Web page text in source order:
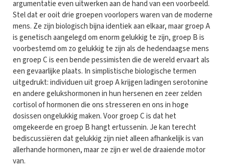
argumentatie even uitwerken aan de hand van een voorbeeld.
Stel dat er ooit drie groepen voorlopers waren van de moderne
mens. Ze zijn biologisch bijna identiek aan elkaar, maar groep A
is genetisch aangelegd om enorm gelukkig te zijn, groep B is
voorbestemd om zo gelukkig te zijn als de hedendaagse mens
en groep C is een bende pessimisten die de wereld ervaart als
een gevaarlijke plaats. In simplistische biologische termen
uitgedrukt: individuen uit groep A krijgen ladingen serotonine
en andere gelukshormonen in hun hersenen en zeer zelden
cortisol of hormonen die ons stresseren en ons in hoge
dosissen ongelukkig maken. Voor groep C is dat het
omgekeerde en groep B hangt ertussenin. Je kan terecht
bediscussiëren dat gelukkig zijn niet alleen afhankelijk is van
allerhande hormonen, maar ze zijn er wel de draaiende motor
van.